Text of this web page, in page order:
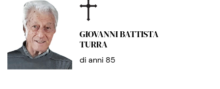
GIOVANNI BATTISTA
TURRA
di anni 85